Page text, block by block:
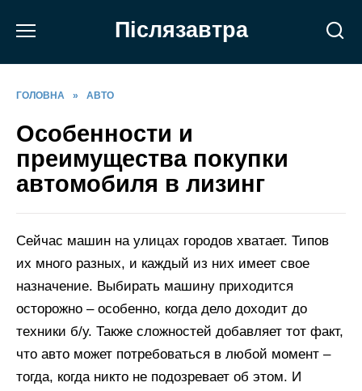
Післязавтра
ГОЛОВНА » АВТО
Особенности и
преимущества покупки
автомобиля в лизинг
Сейчас машин на улицах городов хватает. Типов
их много разных, и каждый из них имеет свое
назначение. Выбирать машину приходится
осторожно – особенно, когда дело доходит до
техники б/у. Также сложностей добавляет тот факт,
что авто может потребоваться в любой момент –
тогда, когда никто не подозревает об этом. И